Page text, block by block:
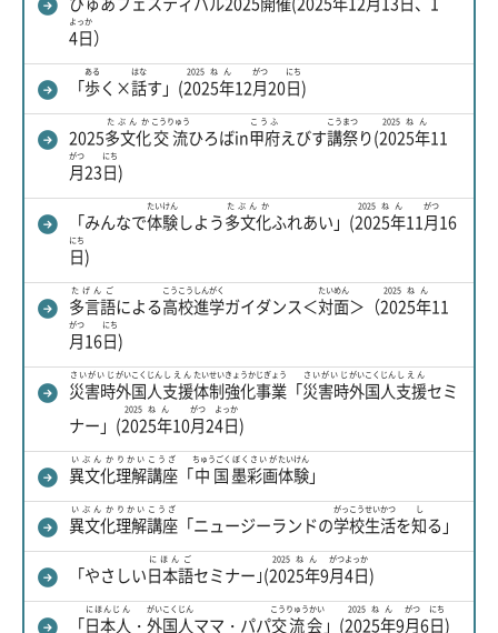
4日
よっか
）
「歩
ある
く×話
はな
す」(2025年
2025ねん
12月
がつ
20日
にち
)
2025多文化
たぶんか
交流
こうりゅう
ひろばin甲府
こうふ
えびす講
こう
祭
まつ
り(2025年
2025ねん
11
月
がつ
23日
にち
)
「みんなで体験
たいけん
しよう多文化
たぶんか
ふれあい」(2025年
2025ねん
11月
がつ
16
日
にち
)
多言語
たげんご
による高校
こうこう
進学
しんがく
ガイダンス＜対面
たいめん
＞（2025年
2025ねん
11
月
がつ
16日
にち
)
災害時
さいがいじ
外国人
がいこくじん
支援
しえん
体制
たいせい
強化
きょうか
事業
じぎょう
「災害時
さいがいじ
外国人
がいこくじん
支援
しえん
セミ
ナー」(2025年
2025ねん
10月
がつ
24日
よっか
)
異文化
いぶんか
理解
りかい
講座
こうざ
「中国
ちゅうごく
墨彩画
ぼくさいが
体験
たいけん
」
異文化
いぶんか
理解
りかい
講座
こうざ
「ニュージーランドの学校
がっこう
生活
せいかつ
を知
し
る」
「やさしい日本語
にほんご
セミナー｣(2025年
2025ねん
9月
がつ
4日
よっか
)
「日本人
にほんじん
・ 外国人
がいこくじん
ママ・パパ交流会
こうりゅうかい
」(2025年
2025ねん
9月
がつ
6日
にち
)